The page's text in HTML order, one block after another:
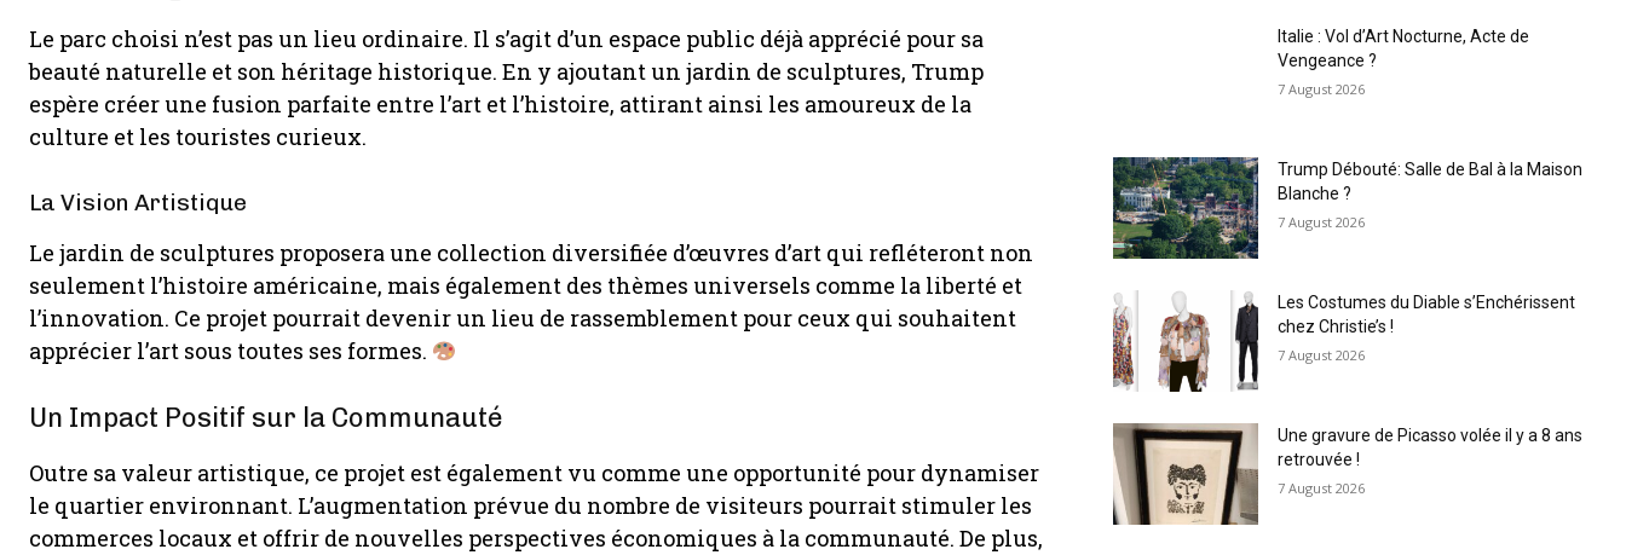
Le parc choisi n’est pas un lieu ordinaire. Il s’agit d’un espace public déjà apprécié pour sa
beauté naturelle et son héritage historique. En y ajoutant un jardin de sculptures, Trump
espère créer une fusion parfaite entre l’art et l’histoire, attirant ainsi les amoureux de la
culture et les touristes curieux.
La Vision Artistique
Le jardin de sculptures proposera une collection diversifiée d’œuvres d’art qui refléteront non
seulement l’histoire américaine, mais également des thèmes universels comme la liberté et
l’innovation. Ce projet pourrait devenir un lieu de rassemblement pour ceux qui souhaitent
apprécier l’art sous toutes ses formes.
Un Impact Positif sur la Communauté
Outre sa valeur artistique, ce projet est également vu comme une opportunité pour dynamiser
le quartier environnant. L’augmentation prévue du nombre de visiteurs pourrait stimuler les
commerces locaux et offrir de nouvelles perspectives économiques à la communauté. De plus,
Italie : Vol d’Art Nocturne, Acte de
Vengeance ?
7 August 2026
Trump Débouté: Salle de Bal à la Maison
Blanche ?
7 August 2026
Les Costumes du Diable s’Enchérissent
chez Christie’s !
7 August 2026
Une gravure de Picasso volée il y a 8 ans
retrouvée !
7 August 2026